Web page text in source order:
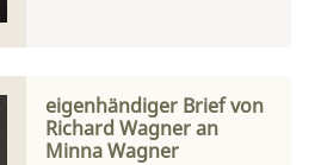
eigenhändiger Brief von
Richard Wagner an
Minna Wagner